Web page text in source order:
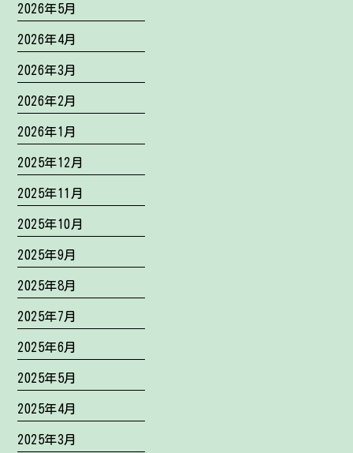
2026年5月
2026年4月
2026年3月
2026年2月
2026年1月
2025年12月
2025年11月
2025年10月
2025年9月
2025年8月
2025年7月
2025年6月
2025年5月
2025年4月
2025年3月